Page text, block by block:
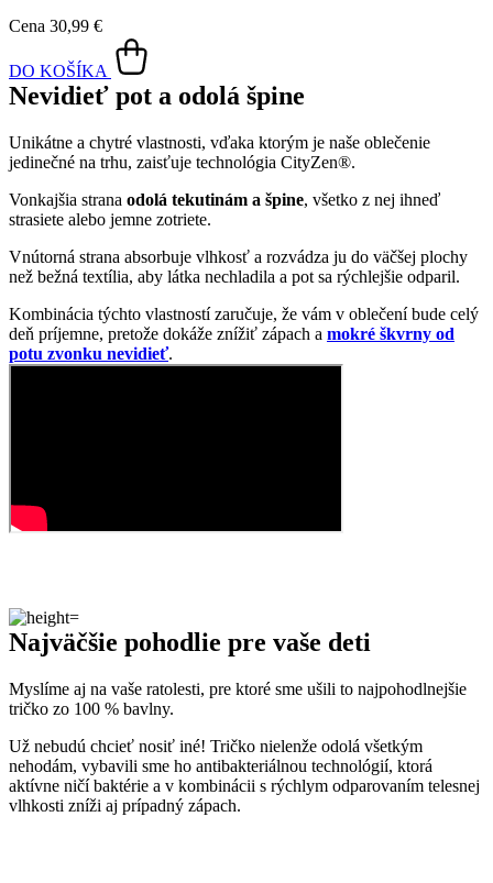
Cena 30,99 €
DO KOŠÍKA
Nevidieť pot a odolá špine
Unikátne a chytré vlastnosti, vďaka ktorým je naše oblečenie
jedinečné na trhu, zaisťuje technológia CityZen®.
Vonkajšia strana odolá tekutinám a špine, všetko z nej ihneď
strasiete alebo jemne zotriete.
Vnútorná strana absorbuje vlhkosť a rozvádza ju do väčšej plochy
než bežná textília, aby látka nechladila a pot sa rýchlejšie odparil.
Kombinácia týchto vlastností zaručuje, že vám v oblečení bude celý
deň príjemne, pretože dokáže znížiť zápach a mokré škvrny od
potu zvonku nevidieť.
Najväčšie pohodlie pre vaše deti
Myslíme aj na vaše ratolesti, pre ktoré sme ušili to najpohodlnejšie
tričko zo 100 % bavlny.
Už nebudú chcieť nosiť iné! Tričko nielenže odolá všetkým
nehodám, vybavili sme ho antibakteriálnou technológií, ktorá
aktívne ničí baktérie a v kombinácii s rýchlym odparovaním telesnej
vlhkosti zníži aj prípadný zápach.